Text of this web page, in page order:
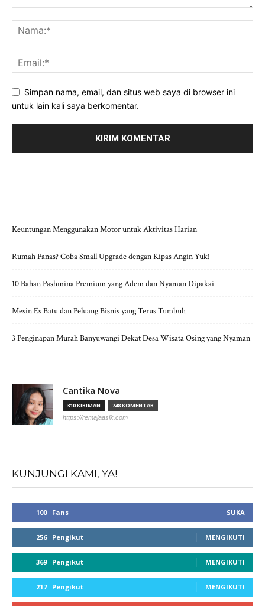
Simpan nama, email, dan situs web saya di browser ini
untuk lain kali saya berkomentar.
Keuntungan Menggunakan Motor untuk Aktivitas Harian
Rumah Panas? Coba Small Upgrade dengan Kipas Angin Yuk!
10 Bahan Pashmina Premium yang Adem dan Nyaman Dipakai
Mesin Es Batu dan Peluang Bisnis yang Terus Tumbuh
3 Penginapan Murah Banyuwangi Dekat Desa Wisata Osing yang Nyaman
Cantika Nova
310 KIRIMAN 748 KOMENTAR
https://remajaasik.com
KUNJUNGI KAMI, YA!
100 Fans SUKA
256 Pengikut MENGIKUTI
369 Pengikut MENGIKUTI
217 Pengikut MENGIKUTI